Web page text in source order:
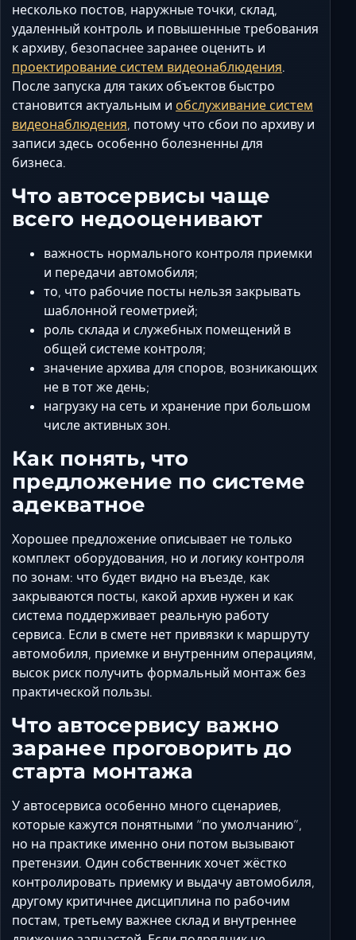
несколько постов, наружные точки, склад,
удаленный контроль и повышенные требования
к архиву, безопаснее заранее оценить и
проектирование систем видеонаблюдения.
После запуска для таких объектов быстро
становится актуальным и обслуживание систем
видеонаблюдения, потому что сбои по архиву и
записи здесь особенно болезненны для
бизнеса.
Что автосервисы чаще
всего недооценивают
важность нормального контроля приемки
и передачи автомобиля;
то, что рабочие посты нельзя закрывать
шаблонной геометрией;
роль склада и служебных помещений в
общей системе контроля;
значение архива для споров, возникающих
не в тот же день;
нагрузку на сеть и хранение при большом
числе активных зон.
Как понять, что
предложение по системе
адекватное
Хорошее предложение описывает не только
комплект оборудования, но и логику контроля
по зонам: что будет видно на въезде, как
закрываются посты, какой архив нужен и как
система поддерживает реальную работу
сервиса. Если в смете нет привязки к маршруту
автомобиля, приемке и внутренним операциям,
высок риск получить формальный монтаж без
практической пользы.
Что автосервису важно
заранее проговорить до
старта монтажа
У автосервиса особенно много сценариев,
которые кажутся понятными “по умолчанию”,
но на практике именно они потом вызывают
претензии. Один собственник хочет жёстко
контролировать приемку и выдачу автомобиля,
другому критичнее дисциплина по рабочим
постам, третьему важнее склад и внутреннее